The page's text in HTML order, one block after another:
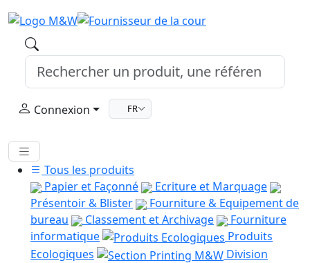
Connexion FR
Tous les produits
Papier et Façonné
Ecriture et Marquage
Présentoir & Blister
Fourniture & Equipement de
bureau
Classement et Archivage
Fourniture
informatique
Produits
Ecologiques
Division